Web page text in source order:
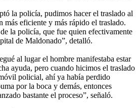
la policía, pudimos hacer el traslado al
más eficiente y más rápido el traslado.
la policía, que fue quien efectivamente
de Maldonado”, detalló.
al lugar el hombre manifestaba estar
ayuda, pero cuando hicimos el traslado
policial, ahí ya había perdido
por la boca y demás, entonces
bastante el proceso”, señaló.